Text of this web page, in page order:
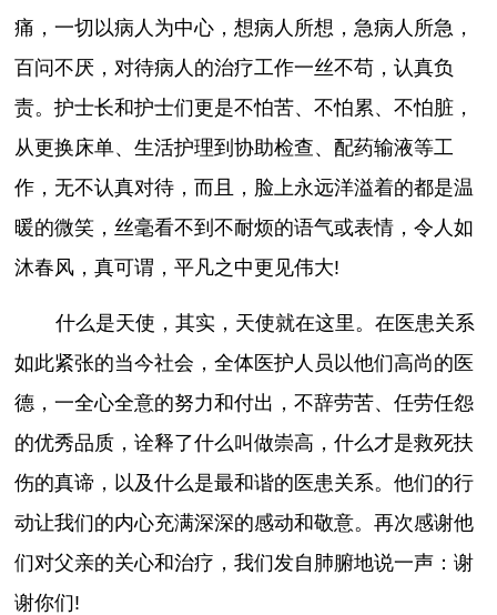
痛，一切以病人为中心，想病人所想，急病人所急，
百问不厌，对待病人的治疗工作一丝不苟，认真负
责。护士长和护士们更是不怕苦、不怕累、不怕脏，
从更换床单、生活护理到协助检查、配药输液等工
作，无不认真对待，而且，脸上永远洋溢着的都是温
暖的微笑，丝毫看不到不耐烦的语气或表情，令人如
沐春风，真可谓，平凡之中更见伟大!
什么是天使，其实，天使就在这里。在医患关系
如此紧张的当今社会，全体医护人员以他们高尚的医
德，一全心全意的努力和付出，不辞劳苦、任劳任怨
的优秀品质，诠释了什么叫做崇高，什么才是救死扶
伤的真谛，以及什么是最和谐的医患关系。他们的行
动让我们的内心充满深深的感动和敬意。再次感谢他
们对父亲的关心和治疗，我们发自肺腑地说一声：谢
谢你们!